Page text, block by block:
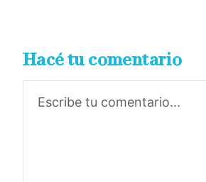
Hacé tu comentario